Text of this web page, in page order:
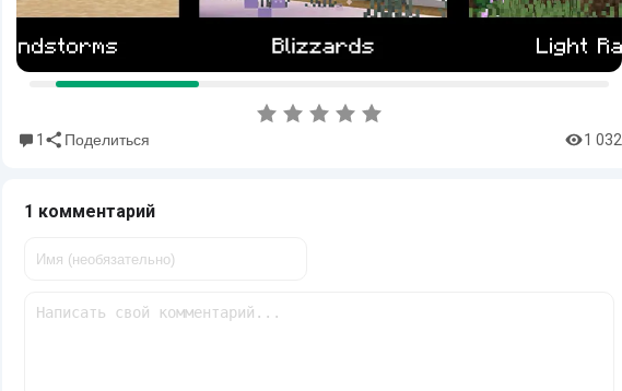
1 Поделиться 1 032
1 комментарий